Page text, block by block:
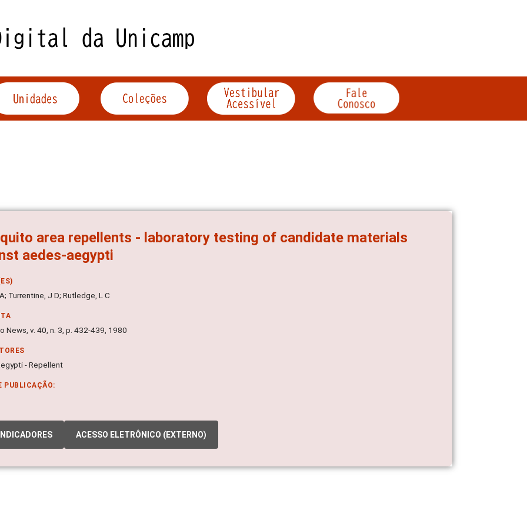
area repellents - laboratory testing of candidate materials
aedes-aegypti
Turrentine, J D; Rutledge, L C
News, v. 40, n. 3, p. 432-439, 1980
- Repellent
PUBLICAÇÃO:
INDICADORES ACESSO ELETRÔNICO (EXTERNO)